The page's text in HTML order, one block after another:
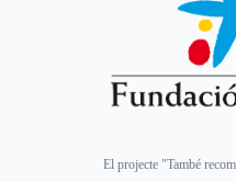
El projecte "També